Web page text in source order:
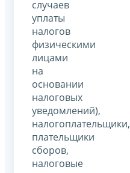
случаев
уплаты
налогов
физическими
лицами
на
основании
налоговых
уведомлений),
налогоплательщики,
плательщики
сборов,
налоговые